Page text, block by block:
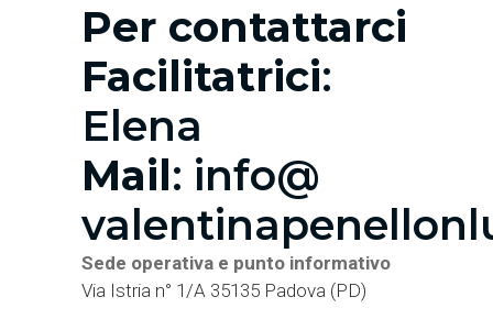
Per contattarci
Facilitatrici:
Elena
Mail: info@
Sede operativa e punto informativo
Via Istria n° 1/A 35135 Padova (PD)